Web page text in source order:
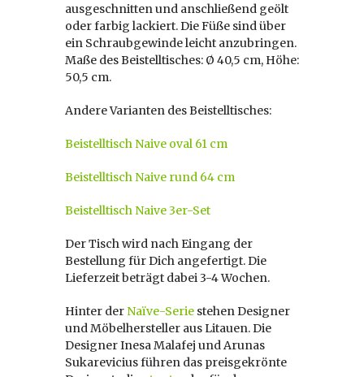
ausgeschnitten und anschließend geölt
oder farbig lackiert. Die Füße sind über
ein Schraubgewinde leicht anzubringen.
Maße des Beistelltisches: Ø 40,5 cm, Höhe:
50,5 cm.
Andere Varianten des Beistelltisches:
Beistelltisch Naive oval 61 cm
Beistelltisch Naive rund 64 cm
Beistelltisch Naive 3er-Set
Der Tisch wird nach Eingang der
Bestellung für Dich angefertigt. Die
Lieferzeit beträgt dabei 3-4 Wochen.
Hinter der Naïve-Serie stehen Designer
und Möbelhersteller aus Litauen. Die
Designer Inesa Malafej und Arunas
Sukarevicius führen das preisgekrönte